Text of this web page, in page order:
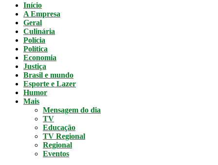
Início
A Empresa
Geral
Culinária
Polícia
Política
Economia
Justiça
Brasil e mundo
Esporte e Lazer
Humor
Mais
Mensagem do dia
TV
Educação
TV Regional
Regional
Eventos